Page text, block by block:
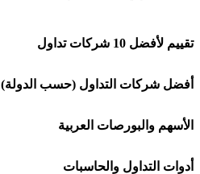
تقييم لأفضل 10 شركات تداول
شركة Capital.com
افاتريد AvaTrade
اكسنس Exness
أفضل شركات التداول (حسب الدولة)
شركات تداول في السعودية
شركات تداول في الإمارات
الأسهم والبورصات العربية
🌍 كل البورصات العربية
أدوات التداول والحاسبات